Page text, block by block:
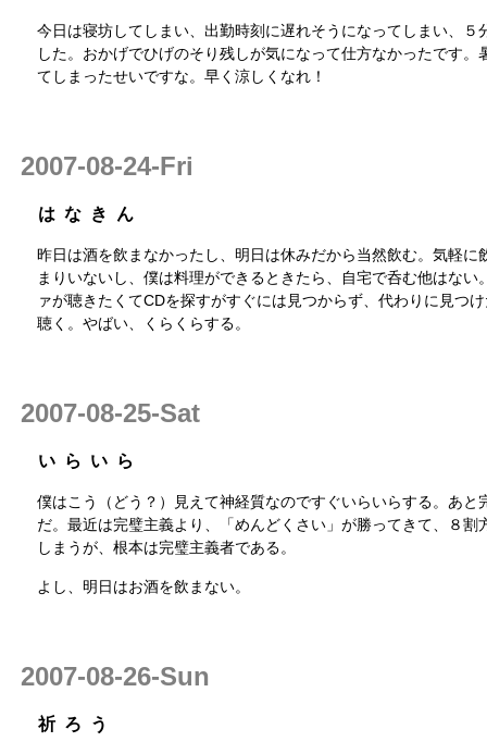
今日は寝坊してしまい、出勤時刻に遅れそうになってしまい、５
した。おかげでひげのそり残しが気になって仕方なかったです。
てしまったせいですな。早く涼しくなれ！
2007-08-24-Fri
はなきん
昨日は酒を飲まなかったし、明日は休みだから当然飲む。気軽に
まりいないし、僕は料理ができるときたら、自宅で呑む他はない
ァが聴きたくてCDを探すがすぐには見つからず、代わりに見つ
聴く。やばい、くらくらする。
2007-08-25-Sat
いらいら
僕はこう（どう？）見えて神経質なのですぐいらいらする。あと
だ。最近は完璧主義より、「めんどくさい」が勝ってきて、８割
しまうが、根本は完璧主義者である。
よし、明日はお酒を飲まない。
2007-08-26-Sun
祈ろう